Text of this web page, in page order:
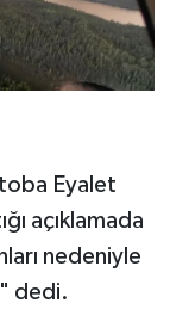
Eyalet
açıklamada
nedeniyle
dedi.